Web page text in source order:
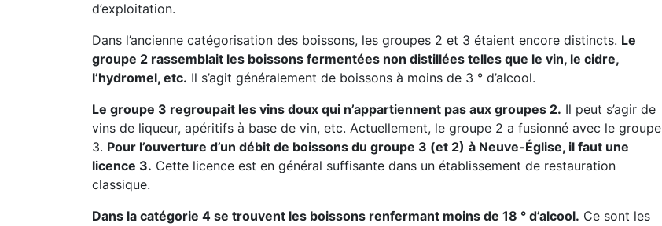
d’exploitation.
Dans l’ancienne catégorisation des boissons, les groupes 2 et 3 étaient encore distincts. Le
groupe 2 rassemblait les boissons fermentées non distillées telles que le vin, le cidre,
l’hydromel, etc. Il s’agit généralement de boissons à moins de 3 ° d’alcool.
Le groupe 3 regroupait les vins doux qui n’appartiennent pas aux groupes 2. Il peut s’agir de
vins de liqueur, apéritifs à base de vin, etc. Actuellement, le groupe 2 a fusionné avec le groupe
3. Pour l’ouverture d’un débit de boissons du groupe 3 (et 2) à Neuve-Église, il faut une
licence 3. Cette licence est en général suffisante dans un établissement de restauration
classique.
Dans la catégorie 4 se trouvent les boissons renfermant moins de 18 ° d’alcool. Ce sont les